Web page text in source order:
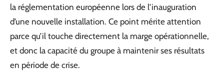
la réglementation européenne lors de l’inauguration
d’une nouvelle installation. Ce point mérite attention
parce qu’il touche directement la marge opérationnelle,
et donc la capacité du groupe à maintenir ses résultats
en période de crise.